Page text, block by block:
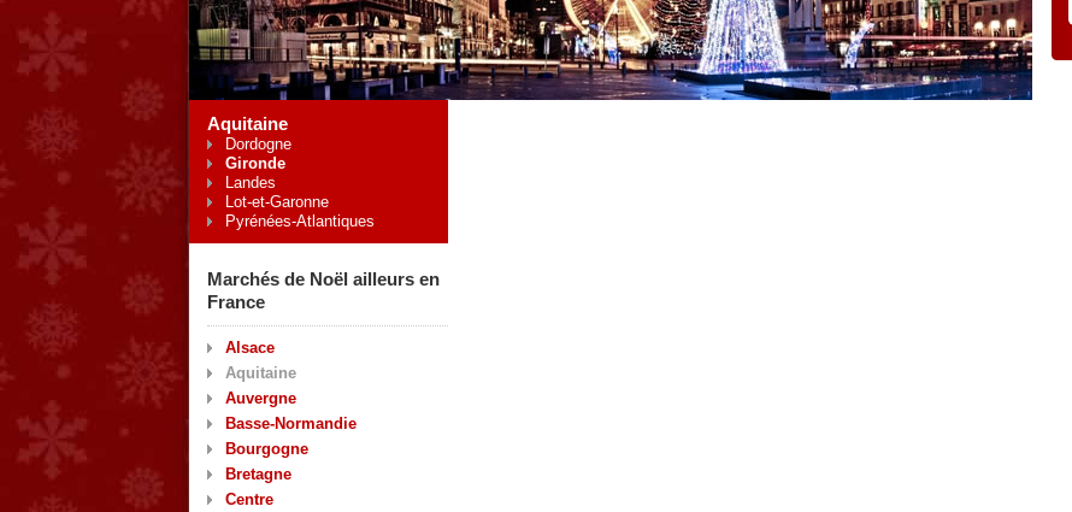
Aquitaine
Dordogne
Gironde
Landes
Lot-et-Garonne
Pyrénées-Atlantiques
Marchés de Noël ailleurs en
France
Alsace
Aquitaine
Auvergne
Basse-Normandie
Bourgogne
Bretagne
Centre